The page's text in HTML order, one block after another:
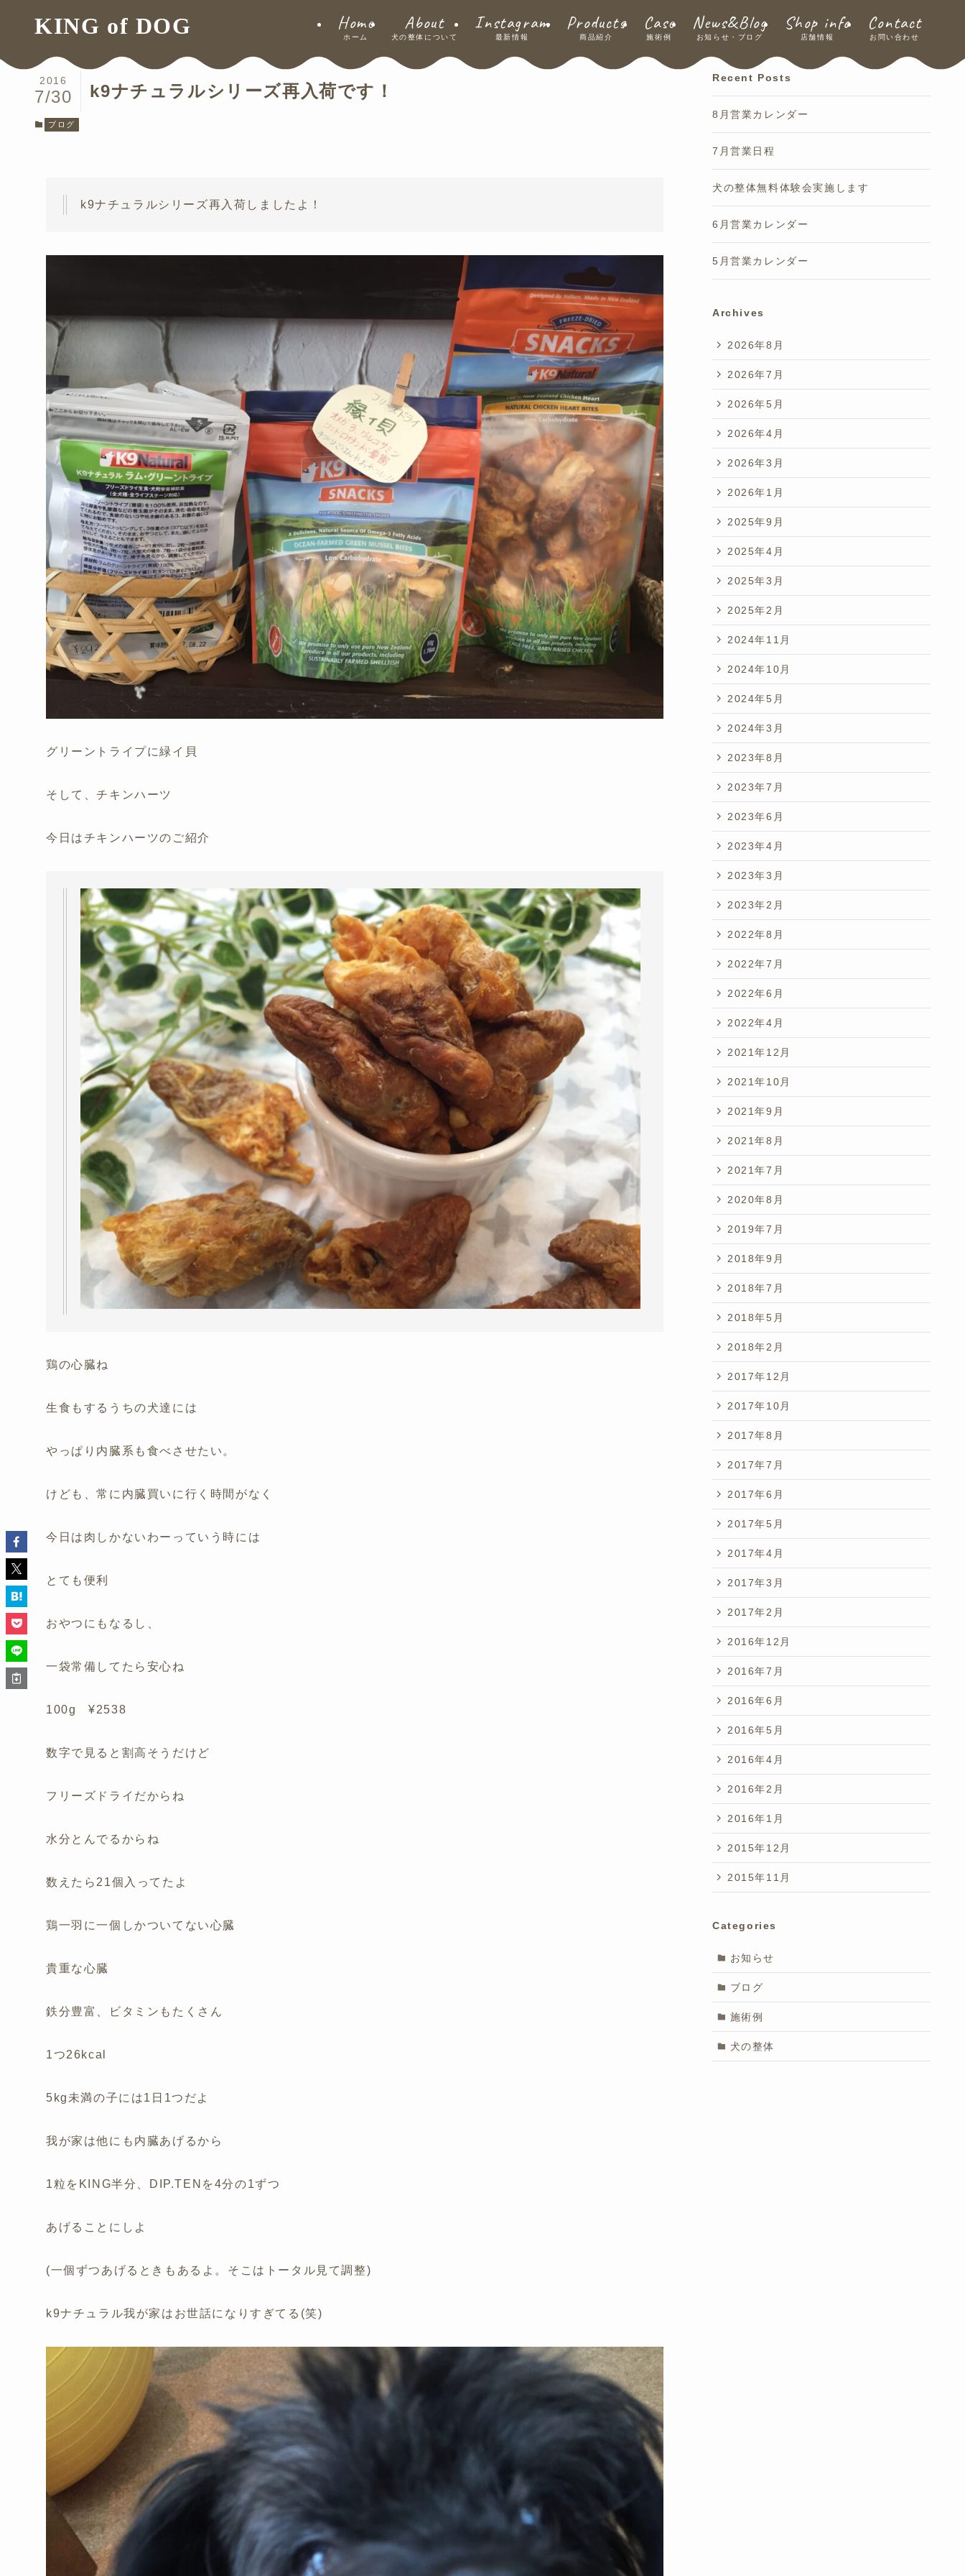
KING of DOG Home
ホーム
About
犬の整体について
Instagram
最新情報
Products
商品紹介
Case
施術例
News&Blog
お知らせ・ブログ
Shop info
店舗情報
Contact
お問い合わせ
k9ナチュラルシリーズ再入荷です！
2016
7/30
ブログ
k9ナチュラルシリーズ再入荷しましたよ！
グリーントライプに緑イ貝
そして、チキンハーツ
今日はチキンハーツのご紹介
鶏の心臓ね
生食もするうちの犬達には
やっぱり内臓系も食べさせたい。
けども、常に内臓買いに行く時間がなく
今日は肉しかないわーっていう時には
とても便利
おやつにもなるし、
一袋常備してたら安心ね
100g ¥2538
数字で見ると割高そうだけど
フリーズドライだからね
水分とんでるからね
数えたら21個入ってたよ
鶏一羽に一個しかついてない心臓
貴重な心臓
鉄分豊富、ビタミンもたくさん
1つ26kcal
5kg未満の子には1日1つだよ
我が家は他にも内臓あげるから
1粒をKING半分、DIP.TENを4分の1ずつ
あげることにしよ
(一個ずつあげるときもあるよ。そこはトータル見て調整)
k9ナチュラル我が家はお世話になりすぎてる(笑)
Recent Posts
8月営業カレンダー
7月営業日程
犬の整体無料体験会実施します
6月営業カレンダー
5月営業カレンダー
Archives
2026年8月
2026年7月
2026年5月
2026年4月
2026年3月
2026年1月
2025年9月
2025年4月
2025年3月
2025年2月
2024年11月
2024年10月
2024年5月
2024年3月
2023年8月
2023年7月
2023年6月
2023年4月
2023年3月
2023年2月
2022年8月
2022年7月
2022年6月
2022年4月
2021年12月
2021年10月
2021年9月
2021年8月
2021年7月
2020年8月
2019年7月
2018年9月
2018年7月
2018年5月
2018年2月
2017年12月
2017年10月
2017年8月
2017年7月
2017年6月
2017年5月
2017年4月
2017年3月
2017年2月
2016年12月
2016年7月
2016年6月
2016年5月
2016年4月
2016年2月
2016年1月
2015年12月
2015年11月
Categories
お知らせ
ブログ
施術例
犬の整体